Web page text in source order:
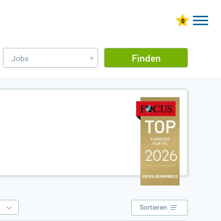
Jobs » Finden
Sortieren